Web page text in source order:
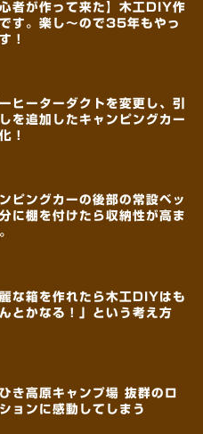
心者が作って来た】木工DIY作
す。楽し～ので35年もやっ
！
ヒーターダクトを変更し、引
を追加したキャンピングカー
！
ピングカーの後部の常設ベッ
分に棚を付けたら収納性が高ま
麗な箱を作れたら木工DIYはも
とかなる！」という考え方
き高原キャンプ場 抜群のロ
ョンに感動してしまう